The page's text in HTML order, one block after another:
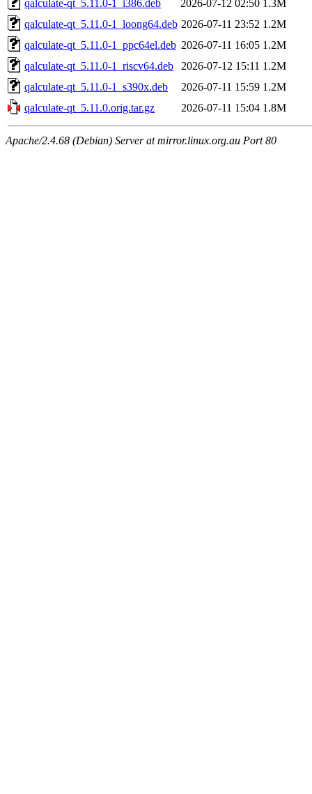
qalculate-qt_5.11.0-1_i386.deb
2026-07-12 02:50 1.3M
qalculate-qt_5.11.0-1_loong64.deb 2026-07-11 23:52 1.2M
qalculate-qt_5.11.0-1_ppc64el.deb 2026-07-11 16:05 1.2M
qalculate-qt_5.11.0-1_riscv64.deb
2026-07-12 15:11 1.2M
qalculate-qt_5.11.0-1_s390x.deb
2026-07-11 15:59 1.2M
qalculate-qt_5.11.0.orig.tar.gz
2026-07-11 15:04 1.8M
Apache/2.4.68 (Debian) Server at mirror.linux.org.au Port 80